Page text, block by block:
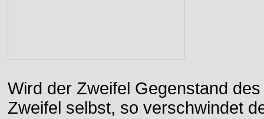
Wird der Zweifel Gegenstand
Zweifel selbst, so verschwindet